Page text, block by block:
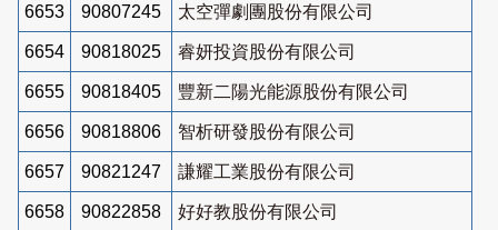
6653 90807245 太空彈劇團股份有限公司
6654 90818025 睿妍投資股份有限公司
6655 90818405 豐新二陽光能源股份有限公司
6656 90818806 智析研發股份有限公司
6657 90821247 謙耀工業股份有限公司
6658 90822858 好好教股份有限公司